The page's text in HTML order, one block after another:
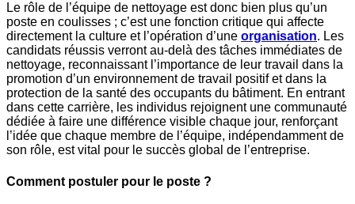
Le rôle de l’équipe de nettoyage est donc bien plus qu’un
poste en coulisses ; c’est une fonction critique qui affecte
directement la culture et l’opération d’une organisation. Les
candidats réussis verront au-delà des tâches immédiates de
nettoyage, reconnaissant l’importance de leur travail dans la
promotion d’un environnement de travail positif et dans la
protection de la santé des occupants du bâtiment. En entrant
dans cette carrière, les individus rejoignent une communauté
dédiée à faire une différence visible chaque jour, renforçant
l’idée que chaque membre de l’équipe, indépendamment de
son rôle, est vital pour le succès global de l’entreprise.
Comment postuler pour le poste ?